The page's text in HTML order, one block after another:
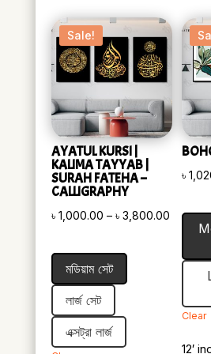
Sale!
AYATUL KURSI |
KALIMA TAYYAB |
SURAH FATEHA –
CALLIGRAPHY
৳ 1,000.00 – ৳ 3,800.00Price
range:
৳
মডিয়াম সেট
লার্জ সেট
এক্সট্রা লার্জ
৳
Clear
12′